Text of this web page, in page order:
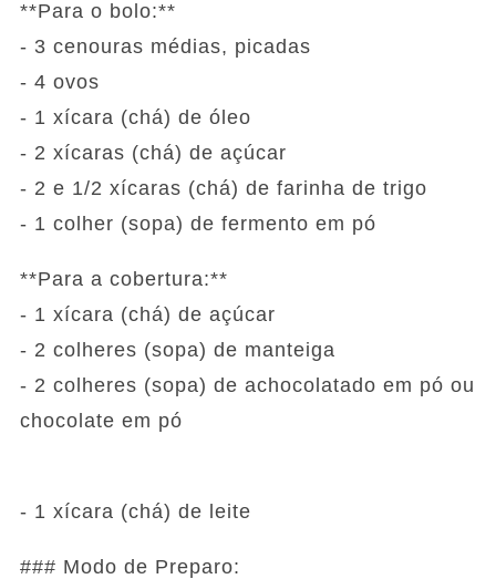
**Para o bolo:**
- 3 cenouras médias, picadas
- 4 ovos
- 1 xícara (chá) de óleo
- 2 xícaras (chá) de açúcar
- 2 e 1/2 xícaras (chá) de farinha de trigo
- 1 colher (sopa) de fermento em pó
**Para a cobertura:**
- 1 xícara (chá) de açúcar
- 2 colheres (sopa) de manteiga
- 2 colheres (sopa) de achocolatado em pó ou
chocolate em pó
- 1 xícara (chá) de leite
### Modo de Preparo: